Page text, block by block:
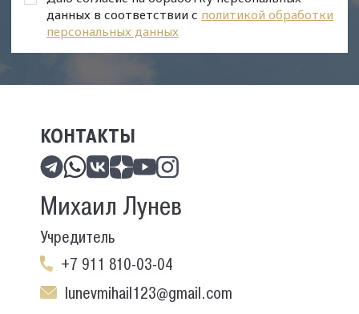
данных в соответствии с политикой обработки
персональных данных
КОНТАКТЫ
Михаил Лунев
Учредитель
+7 911 810-03-04
lunevmihail123@gmail.com